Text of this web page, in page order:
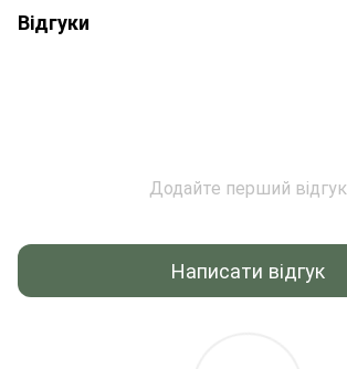
Відгуки
Додайте перший відгук
Написати відгук